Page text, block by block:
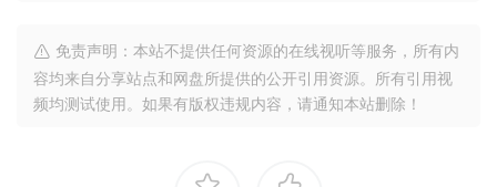
免责声明：本站不提供任何资源的在线视听等服务，所有内
容均来自分享站点和网盘所提供的公开引用资源。所有引用视
频均测试使用。如果有版权违规内容，请通知本站删除！